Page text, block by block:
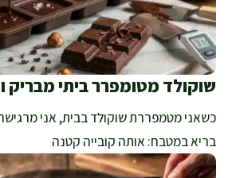
שוקולד מטומפרר ביתי מבריק
כשאני מטמפררת שוקולד בבית, אני
בריא במטבח: אותה קובייה קטנה